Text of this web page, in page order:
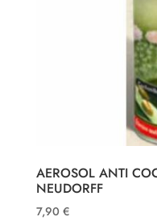
AEROSOL ANTI
NEUDORFF
7,90 €